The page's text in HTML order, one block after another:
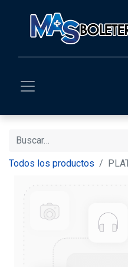
Todos los productos